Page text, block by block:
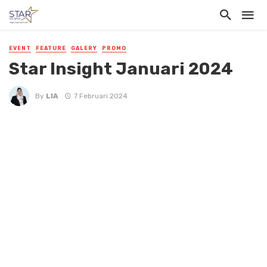
EVENT FEATURE GALERY PROMO
Star Insight Januari 2024
By LIA 7 Februari 2024